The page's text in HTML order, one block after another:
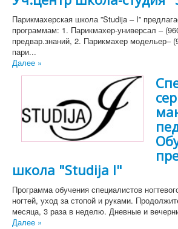
Парикмахерская школа ”Studija – I”
программам: 1. Парикмахер-универсал –
предвар.знаний, 2. Парикмахер модельер–
пари...
Далее »
школа "Studija I"
Программа обучения специалистов
ногтей, уход за стопой и руками.
месяца, 3 раза в неделю. Дневные и
Далее »